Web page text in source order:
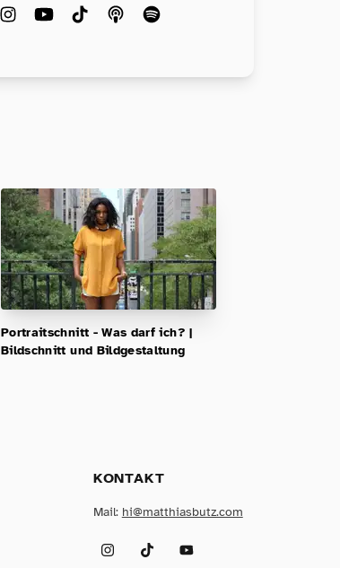
Portraitschnitt - Was darf ich? |
Bildschnitt und Bildgestaltung
KONTAKT
Mail: hi@matthiasbutz.com
InstagramTikTokYouTube